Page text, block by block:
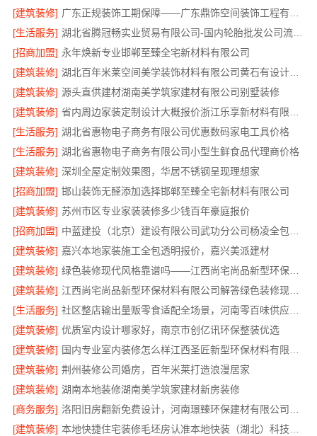
[建筑装修]
[生活服务]
湖北省腾冠畅实业贸易有限公司-国内轮胎批发公司流程指南
[招商加盟] 永年焕新专业邯郸至臻全宅新材料有限公司
[建筑装修]
湖北百年米莱空间美学装饰材料有限公司黄石有设计感设计装修实景案例
[建筑装修] 源头直供建材湖南美学筑家建材有限公司别墅装修
[建筑装修]
[生活服务] 湖北省惠物电子商务有限公司优惠数码家电工具价格
[生活服务] 湖北省惠物电子商务有限公司小型生鲜食品代理商价格
[建筑装修] 深圳全屋定制效果图，华居不锈钢呈现理想家
[招商加盟] 邯山装饰无醛添加选择邯郸至臻全宅新材料有限公司
[建筑装修] 苏州市区专业家装装修多少钱百年豪庭报价
[招商加盟]
[建筑装修] 嘉兴本地家装施工全包透明报价，嘉兴美派建材
[建筑装修]
绿色装修现代风格靠谱吗——江西尚宅尚品新型环保材料有限公司
[建筑装修]
江西尚宅尚品新型环保材料有限公司解答绿色装修现代风格靠谱吗
[生活服务]
社区整店输出量贩零食适配全场景，河南零百味供应链有限公司加盟
[建筑装修] 优质室内设计哪家好，南京市创亿讯环保整装优选
[建筑装修]
[建筑装修] 荆州装修公司婚房，百年米莱打造浪漫居家
[建筑装修] 湖南本地装修湖南美学筑家建材新房装修
[商务服务]
[建筑装修]